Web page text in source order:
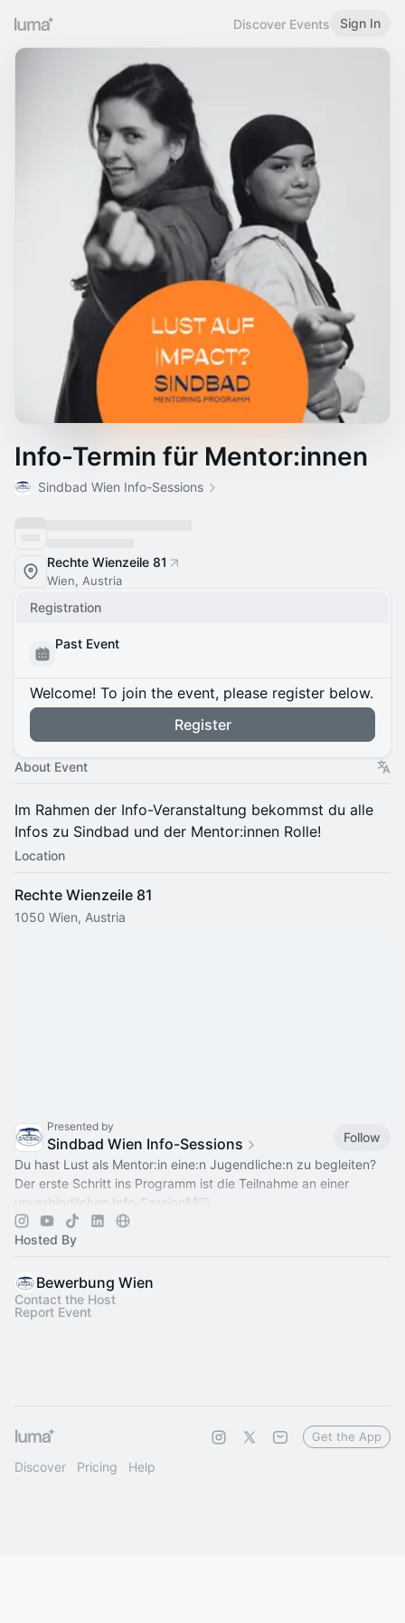
Discover Events Sign In
Info-Termin für Mentor:innen
Sindbad Wien Info-Sessions
Rechte Wienzeile 81
Wien, Austria
Registration
Past Event
Welcome! To join the event, please register below.
Register
About Event
Im Rahmen der Info-Veranstaltung bekommst du alle
Infos zu Sindbad und der Mentor:innen Rolle!
Location
Rechte Wienzeile 81
1050 Wien, Austria
Presented by
Sindbad Wien Info-Sessions
Follow
Du hast Lust als Mentor:in eine:n Jugendliche:n zu begleiten?
Der erste Schritt ins Programm ist die Teilnahme an einer
unverbindlichen Info-Session🙌🏻
Hosted By
Bewerbung Wien
Contact the Host
Report Event
Discover Pricing Help
Get the App